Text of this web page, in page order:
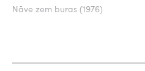
Nāve zem buras (1976)